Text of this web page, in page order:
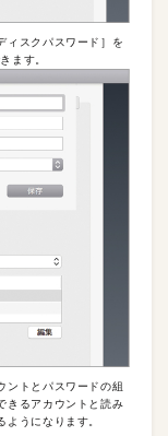
ィスクパスワード］を
ます。
ントとパスワードの組
きるアカウントと読み
うになります。